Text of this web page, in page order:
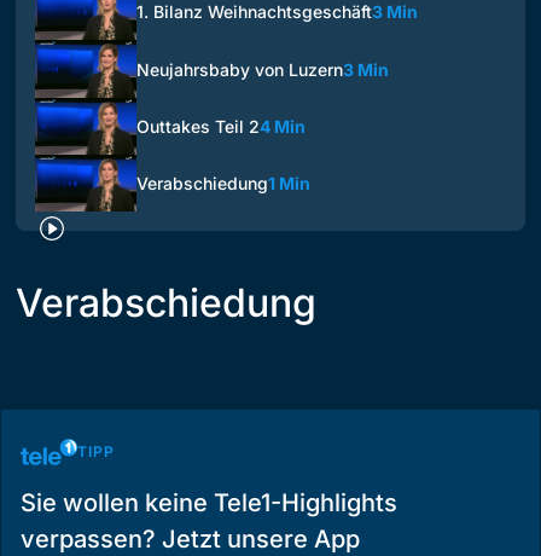
1. Bilanz Weihnachtsgeschäft3 Min
Neujahrsbaby von Luzern3 Min
Outtakes Teil 24 Min
Verabschiedung1 Min
Verabschiedung
TIPP
Sie wollen keine Tele1-Highlights
verpassen? Jetzt unsere App